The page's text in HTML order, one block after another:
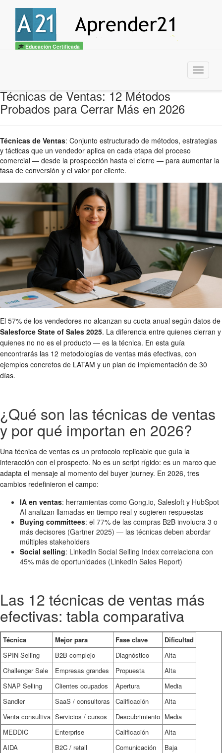
Educación Certificada
Menu
Técnicas de Ventas: 12 Métodos
Probados para Cerrar Más en 2026
Técnicas de Ventas: Conjunto estructurado de métodos, estrategias
y tácticas que un vendedor aplica en cada etapa del proceso
comercial — desde la prospección hasta el cierre — para aumentar la
tasa de conversión y el valor por cliente.
El 57% de los vendedores no alcanzan su cuota anual según datos de
Salesforce State of Sales 2025. La diferencia entre quienes cierran y
quienes no no es el producto — es la técnica. En esta guía
encontrarás las 12 metodologías de ventas más efectivas, con
ejemplos concretos de LATAM y un plan de implementación de 30
días.
¿Qué son las técnicas de ventas
y por qué importan en 2026?
Una técnica de ventas es un protocolo replicable que guía la
interacción con el prospecto. No es un script rígido: es un marco que
adapta el mensaje al momento del buyer journey. En 2026, tres
cambios redefinieron el campo:
IA en ventas: herramientas como Gong.io, Salesloft y HubSpot
AI analizan llamadas en tiempo real y sugieren respuestas
Buying committees: el 77% de las compras B2B involucra 3 o
más decisores (Gartner 2025) — las técnicas deben abordar
múltiples stakeholders
Social selling: LinkedIn Social Selling Index correlaciona con
45% más de oportunidades (LinkedIn Sales Report)
Las 12 técnicas de ventas más
efectivas: tabla comparativa
Técnica Mejor para Fase clave
Dificultad
SPIN Selling
B2B complejo Diagnóstico
Alta
Challenger Sale
Empresas grandes Propuesta
Alta
SNAP Selling
Clientes ocupados Apertura
Media
Sandler
SaaS / consultoras Calificación
Alta
Venta consultiva Servicios / cursos Descubrimiento Media
MEDDIC
Enterprise Calificación
Alta
AIDA
B2C / retail Comunicación
Baja